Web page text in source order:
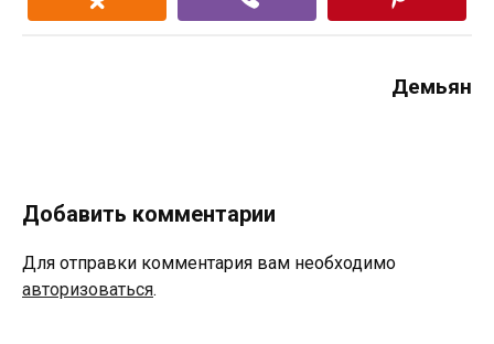
Демьян
Добавить комментарии
Для отправки комментария вам необходимо
авторизоваться.